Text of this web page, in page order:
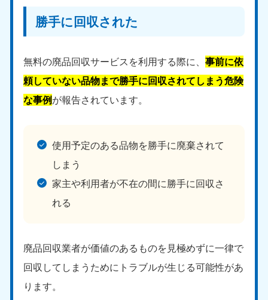
勝手に回収された
無料の廃品回収サービスを利用する際に、事前に依
頼していない品物まで勝手に回収されてしまう危険
な事例が報告されています。
使用予定のある品物を勝手に廃棄されて
しまう
家主や利用者が不在の間に勝手に回収さ
れる
廃品回収業者が価値のあるものを見極めずに一律で
回収してしまうためにトラブルが生じる可能性があ
ります。
050-1881-5262
9:00〜19:00 年中無休
新潟県
050-1881-5263
9:00〜19:00 年中無休
近畿
050-1881-5250
9:00〜19:00 年中無休
050-1881-5251
奈良県
050-1881-5249
三重県
滋賀県
050-1881-5253
9:00〜19:00 年中無休
050-1881-5252
9:00〜19:00 年中無休
和歌山県